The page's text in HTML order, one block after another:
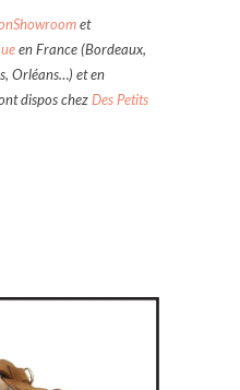
et
en France (Bordeaux,
Orléans…) et en
dispos chezDes Petits